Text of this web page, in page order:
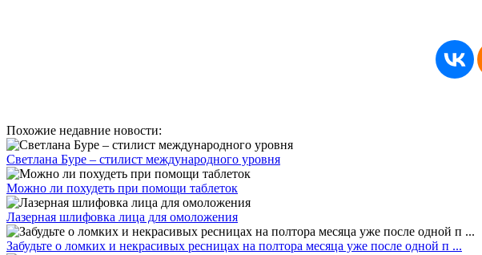
Похожие недавние новости:
Светлана Буре – стилист международного уровня
Можно ли похудеть при помощи таблеток
Лазерная шлифовка лица для омоложения
Забудьте о ломких и некрасивых ресницах на полтора месяца уже после одной п ...